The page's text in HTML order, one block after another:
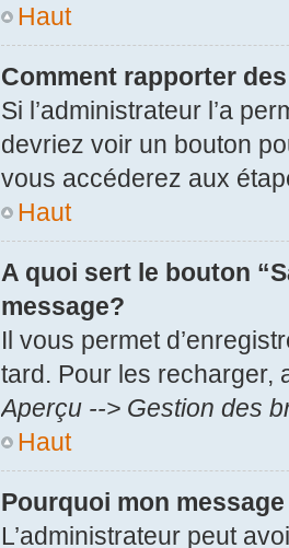
Haut
Comment rapporter
Si l’administrateur l’a
devriez voir un bouton
vous accéderez aux
Haut
A quoi sert le bouton
message?
Il vous permet
tard. Pour les recharger,
Aperçu --> Gestion des
Haut
Pourquoi mon
L’administrateur peut